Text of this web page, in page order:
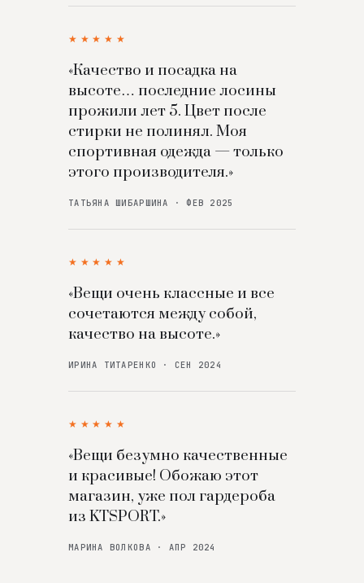
★★★★★
«Качество и посадка на
высоте… последние лосины
прожили лет 5. Цвет после
стирки не полинял. Моя
спортивная одежда — только
этого производителя.»
ТАТЬЯНА ШИБАРШИНА · ФЕВ 2025
★★★★★
«Вещи очень классные и все
сочетаются между собой,
качество на высоте.»
ИРИНА ТИТАРЕНКО · СЕН 2024
★★★★★
«Вещи безумно качественные
и красивые! Обожаю этот
магазин, уже пол гардероба
из KTSPORT.»
МАРИНА ВОЛКОВА · АПР 2024